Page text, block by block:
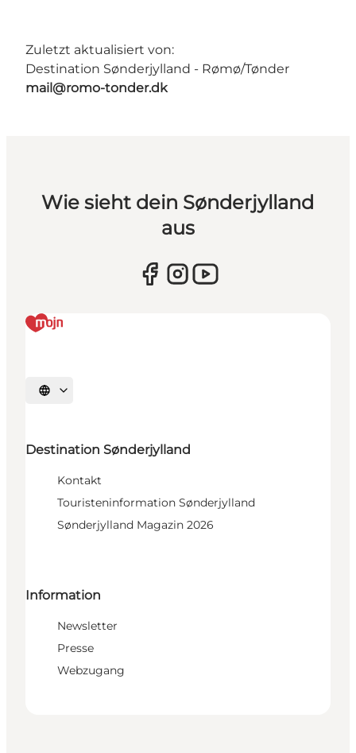
Zuletzt aktualisiert von:
Destination Sønderjylland - Rømø/Tønder
mail@romo-tonder.dk
Wie sieht dein Sønderjylland
aus
Sprache auswählen
Destination Sønderjylland
Kontakt
Touristeninformation Sønderjylland
Sønderjylland Magazin 2026
Information
Newsletter
Presse
Webzugang